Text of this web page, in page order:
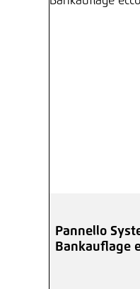
Pannello
Bankauflage